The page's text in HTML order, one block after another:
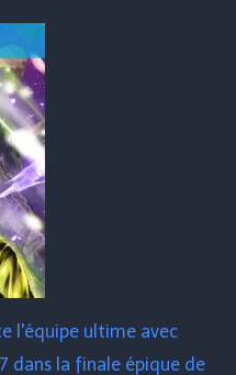
l'équipe ultime avec
dans la finale épique de